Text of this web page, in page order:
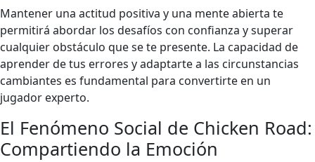
Mantener una actitud positiva y una mente abierta te
permitirá abordar los desafíos con confianza y superar
cualquier obstáculo que se te presente. La capacidad de
aprender de tus errores y adaptarte a las circunstancias
cambiantes es fundamental para convertirte en un
jugador experto.
El Fenómeno Social de Chicken Road:
Compartiendo la Emoción